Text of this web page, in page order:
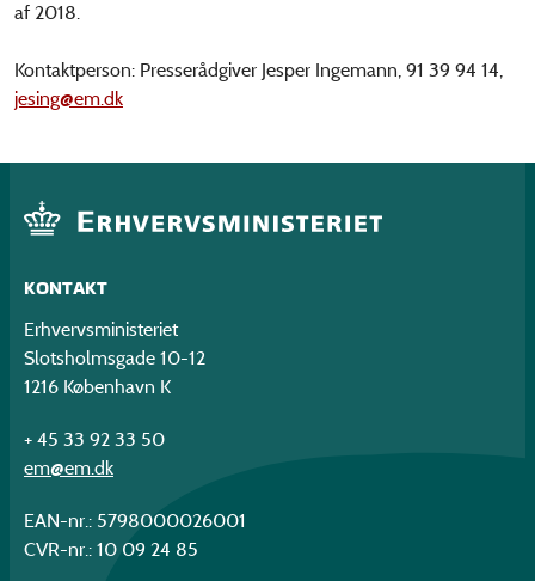
af 2018.
Kontaktperson: Presserådgiver Jesper Ingemann, 91 39 94 14,
jesing@em.dk
KONTAKT
Erhvervsministeriet
Slotsholmsgade 10-12
1216 København K
+ 45 33 92 33 50
em@em.dk
EAN-nr.: 5798000026001
CVR-nr.: 10 09 24 85